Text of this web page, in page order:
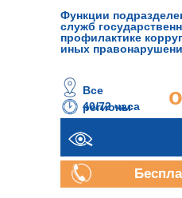
Функции
служб
профилактике
иных
40/72 часа
Все
регионы